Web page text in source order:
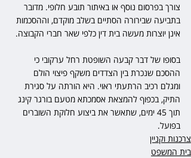
צורך בפרסום נוסף או באיתור תובע חלופי. מדובר
בתביעה שבירורה הסתיים בשלב מוקדם, וההסכמות
אינן יוצרות מעשה בית דין כלפי שאר חברי הקבוצה.
בסופו של דבר קבעה השופטת רחל ערקובי כי
ההסכם שנכרת בין הצדדים משקף פיצוי הולם
ומגלם רכיב הרתעתי ראוי. היא הורתה על סגירת
התיק, בכפוף להמצאת אסמכתא מטעם בורגר קינג
תוך 45 ימים, שתאשר את ביצוע חלוקת השוברים
בפועל.
צרכנות וקניין
בית המשפט